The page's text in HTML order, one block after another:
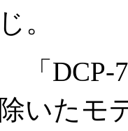
じ。
「DCP-
除いたモ